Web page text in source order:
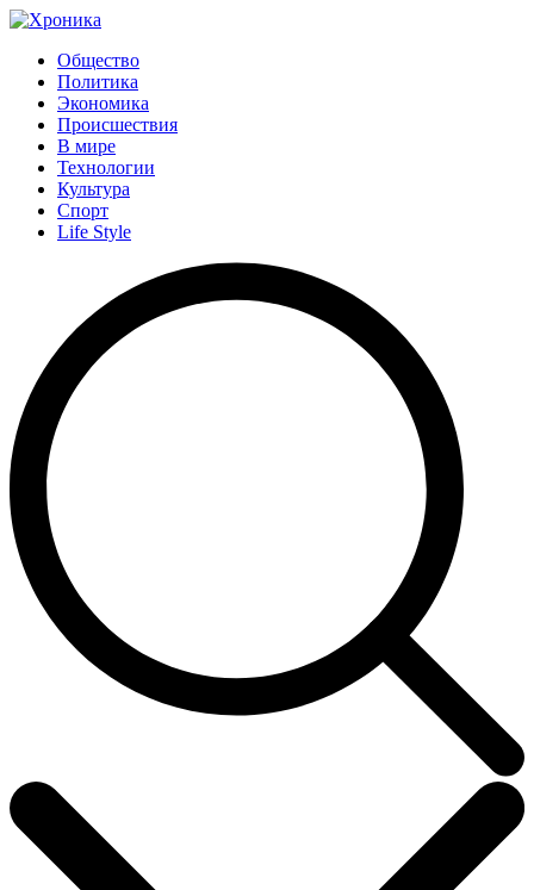
Общество
Политика
Экономика
Происшествия
В мире
Технологии
Культура
Спорт
Life Style